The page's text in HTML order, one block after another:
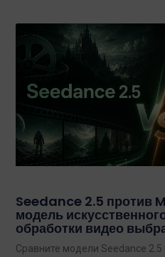
Seedance 2.5 против
модель
обработки видео
Сравните модели Seedance 2.5